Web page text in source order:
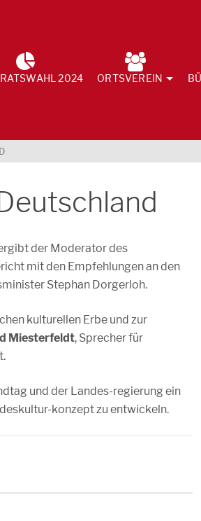
2024 ORTSVEREIN
der Moderator des
mit den Empfehlungen an den
Stephan Dorgerloh.
kulturellen Erbe und zur
Miesterfeldt, Sprecher für
und der Landes-regierung ein
konzept zu entwickeln.